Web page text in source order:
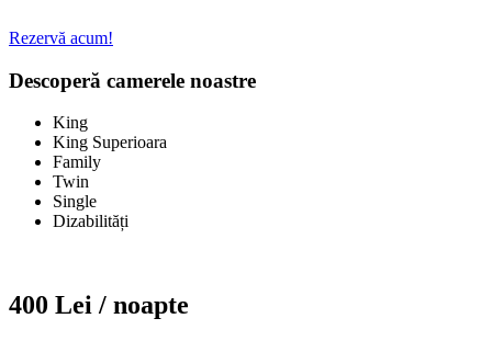
Rezervă acum!
Descoperă camerele noastre
King
King Superioara
Family
Twin
Single
Dizabilități
400 Lei / noapte